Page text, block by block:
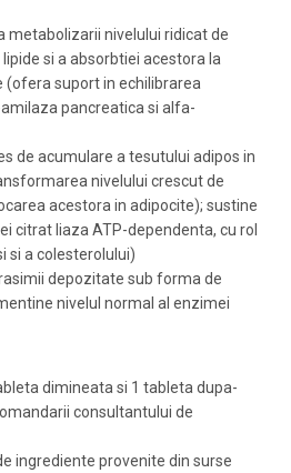
metabolizarii nivelului ridicat de
si a absorbtiei acestora la
(ofera suport in echilibrarea
pancreatica si alfa-
de acumulare a tesutului adipos in
nivelului crescut de
acestora in adipocite); sustine
citrat liaza ATP-dependenta, cu rol
si a colesterolului)
depozitate sub forma de
nivelul normal al enzimei
dimineata si 1 tableta dupa-
consultantului de
ingrediente provenite din surse